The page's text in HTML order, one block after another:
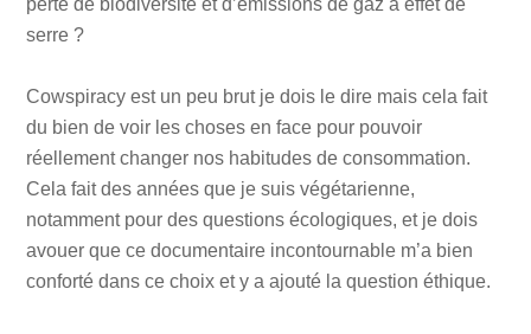
perte de biodiversité et d’émissions de gaz à effet de
serre ?
Cowspiracy est un peu brut je dois le dire mais cela fait
du bien de voir les choses en face pour pouvoir
réellement changer nos habitudes de consommation.
Cela fait des années que je suis végétarienne,
notamment pour des questions écologiques, et je dois
avouer que ce documentaire incontournable m’a bien
conforté dans ce choix et y a ajouté la question éthique.